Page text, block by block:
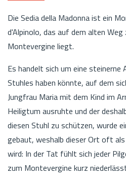
Die Sedia della Madonna ist ein
d'Alpinolo, das auf dem alten
Montevergine liegt.
Es handelt sich um eine steinerne
Stuhles haben könnte, auf dem
Jungfrau Maria mit dem Kind im
Heiligtum ausruhte und der
diesen Stuhl zu schützen, wurde
gebaut, weshalb dieser Ort oft
wird: In der Tat fühlt sich jeder
zum Montevergine kurz